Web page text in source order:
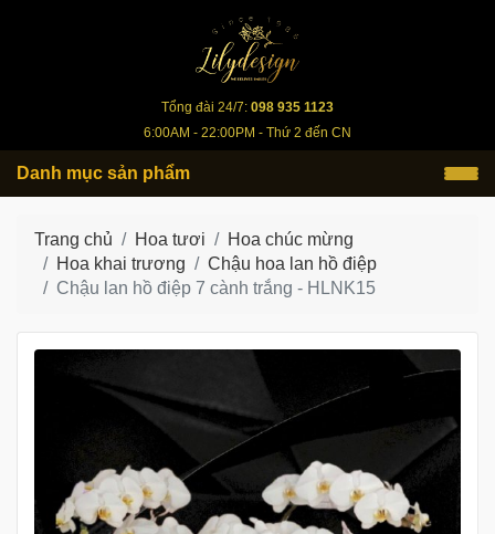
lilydesign.vn
Tổng đài 24/7: 098 935 1123
6:00AM - 22:00PM - Thứ 2 đến CN
Danh mục sản phẩm
Trang chủ Hoa tươi
Hoa chúc mừng
Hoa khai trương
Chậu hoa lan hồ điệp
Chậu lan hồ điệp 7 cành trắng - HLNK15